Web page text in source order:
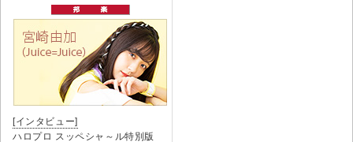
[インタビュー]
ハロプロ スッペシャ～ル特別版